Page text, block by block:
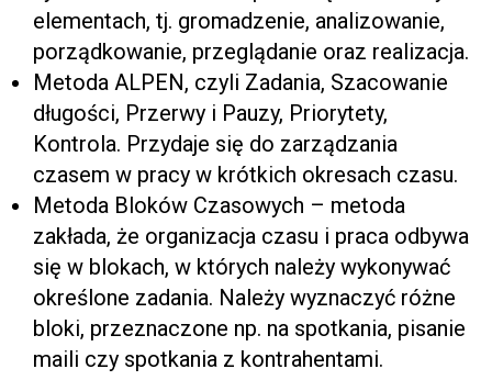
elementach, tj. gromadzenie, analizowanie,
porządkowanie, przeglądanie oraz realizacja.
Metoda ALPEN, czyli Zadania, Szacowanie
długości, Przerwy i Pauzy, Priorytety,
Kontrola. Przydaje się do zarządzania
czasem w pracy w krótkich okresach czasu.
Metoda Bloków Czasowych – metoda
zakłada, że organizacja czasu i praca odbywa
się w blokach, w których należy wykonywać
określone zadania. Należy wyznaczyć różne
bloki, przeznaczone np. na spotkania, pisanie
maili czy spotkania z kontrahentami.